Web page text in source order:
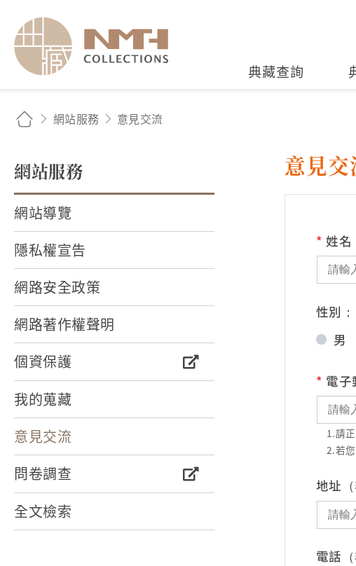
典藏查詢
網站服務 意見交流
網站服務
網站導覽
隱私權宣告
網路安全政策
網路著作權聲明
個資保護
我的蒐藏
意見交流
問卷調查
全文檢索
意見交
* 姓名
性別：
男
* 電子
1.請
2.若
地址（
電話（